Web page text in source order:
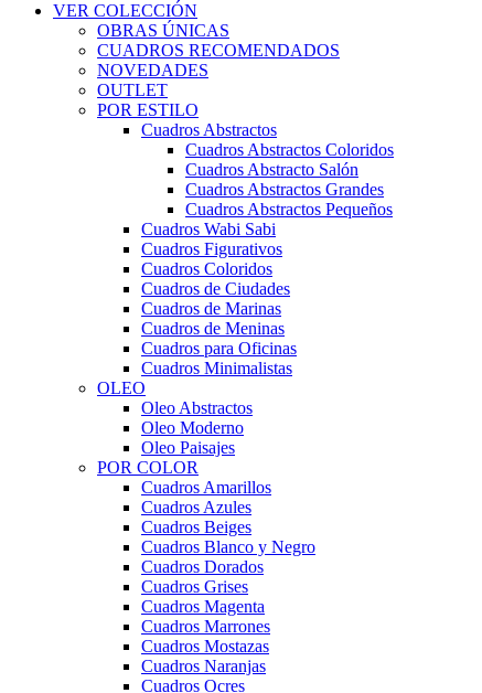
VER COLECCIÓN
OBRAS ÚNICAS
CUADROS RECOMENDADOS
NOVEDADES
OUTLET
POR ESTILO
Cuadros Abstractos
Cuadros Abstractos Coloridos
Cuadros Abstracto Salón
Cuadros Abstractos Grandes
Cuadros Abstractos Pequeños
Cuadros Wabi Sabi
Cuadros Figurativos
Cuadros Coloridos
Cuadros de Ciudades
Cuadros de Marinas
Cuadros de Meninas
Cuadros para Oficinas
Cuadros Minimalistas
OLEO
Oleo Abstractos
Oleo Moderno
Oleo Paisajes
POR COLOR
Cuadros Amarillos
Cuadros Azules
Cuadros Beiges
Cuadros Blanco y Negro
Cuadros Dorados
Cuadros Grises
Cuadros Magenta
Cuadros Marrones
Cuadros Mostazas
Cuadros Naranjas
Cuadros Ocres